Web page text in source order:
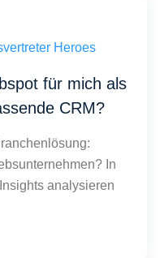
Heroes
für mich als
CRM?
In
analysieren